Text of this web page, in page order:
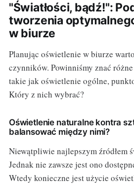
"Światłości, bądź!":
tworzenia
w biurze
Planując oświetlenie w biurze
czynników. Powinniśmy znać
takie jak oświetlenie ogólne,
Który z nich wybrać?
Oświetlenie naturalne kontra
balansować między nimi?
Niewątpliwie najlepszym źródłem
Jednak nie zawsze jest ono
Wtedy konieczne jest użycie